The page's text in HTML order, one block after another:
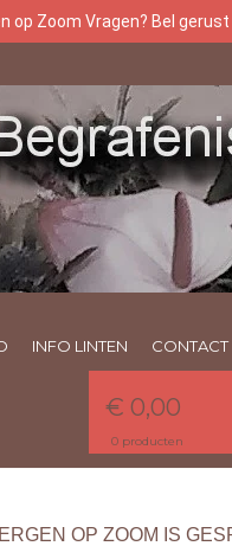
op Zoom Vragen? Bel
INFO LINTEN CONTACT
€ 0,00
0 producten
OP ZOOM IS